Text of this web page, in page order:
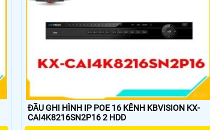
ĐẦU GHI HÌNH IP POE 16 KÊNH KBVISION KX-
CAI4K8216SN2P16 2 HDD